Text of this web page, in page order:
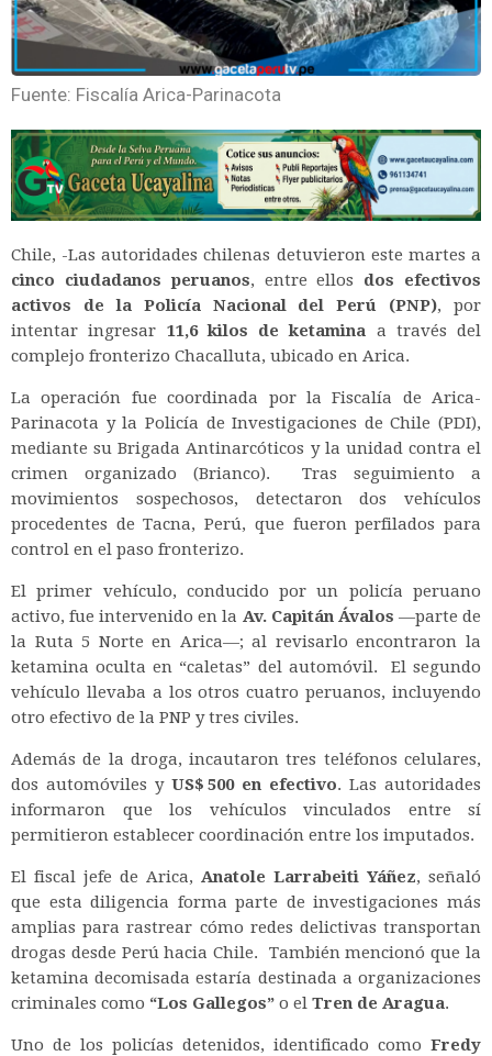
Fuente: Fiscalía Arica-Parinacota
Chile, -Las autoridades chilenas detuvieron este martes a
cinco ciudadanos peruanos, entre ellos dos efectivos
activos de la Policía Nacional del Perú (PNP), por
intentar ingresar 11,6 kilos de ketamina a través del
complejo fronterizo Chacalluta, ubicado en Arica.
La operación fue coordinada por la Fiscalía de Arica-
Parinacota y la Policía de Investigaciones de Chile (PDI),
mediante su Brigada Antinarcóticos y la unidad contra el
crimen organizado (Brianco). Tras seguimiento a
movimientos sospechosos, detectaron dos vehículos
procedentes de Tacna, Perú, que fueron perfilados para
control en el paso fronterizo.
El primer vehículo, conducido por un policía peruano
activo, fue intervenido en la Av. Capitán Ávalos —parte de
la Ruta 5 Norte en Arica—; al revisarlo encontraron la
ketamina oculta en “caletas” del automóvil. El segundo
vehículo llevaba a los otros cuatro peruanos, incluyendo
otro efectivo de la PNP y tres civiles.
Además de la droga, incautaron tres teléfonos celulares,
dos automóviles y US$ 500 en efectivo. Las autoridades
informaron que los vehículos vinculados entre sí
permitieron establecer coordinación entre los imputados.
El fiscal jefe de Arica, Anatole Larrabeiti Yáñez, señaló
que esta diligencia forma parte de investigaciones más
amplias para rastrear cómo redes delictivas transportan
drogas desde Perú hacia Chile. También mencionó que la
ketamina decomisada estaría destinada a organizaciones
criminales como “Los Gallegos” o el Tren de Aragua.
Uno de los policías detenidos, identificado como Fredy